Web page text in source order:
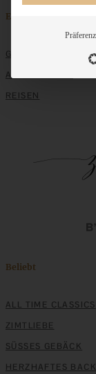
Entdecken
GRUNDLAGEN
ALLE REZEPTE
REISEN
Beliebt
ALL TIME CLASSICS
ZIMTLIEBE
SÜSSES GEBÄCK
HERZHAFTES